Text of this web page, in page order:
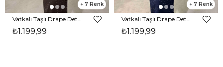
7
₺1.199,99
7
₺1.199,99